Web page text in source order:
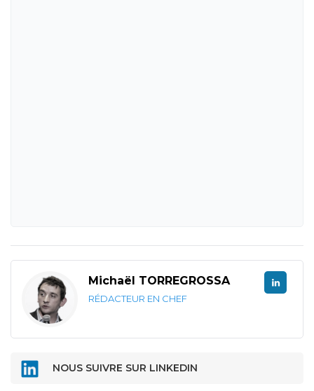
Michaël TORREGROSSA
RÉDACTEUR EN CHEF
NOUS SUIVRE SUR LINKEDIN